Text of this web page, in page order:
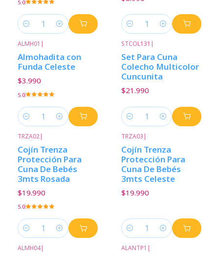
5.0
Cantidad Cantidad
ALMH01 |
Almohadita con
Funda Celeste
$3.990
5.0
Cantidad
STCOL131 |
Set Para Cuna
Colecho Multicolor
Cuncunita
$21.990
Cantidad
TRZA02|
Cojín Trenza
Protección Para
Cuna De Bebés
3mts Rosada
$19.990
5.0
Cantidad
TRZA03 |
Cojín Trenza
Protección Para
Cuna De Bebés
3mts Celeste
$19.990
Cantidad
ALMH04| ALANTP1 |